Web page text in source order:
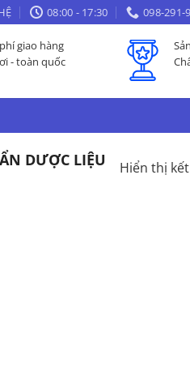
08:00 - 17:30 098-291-
giao hàng
- toàn quốc
DƯỢC LIỆU
Hiển thị